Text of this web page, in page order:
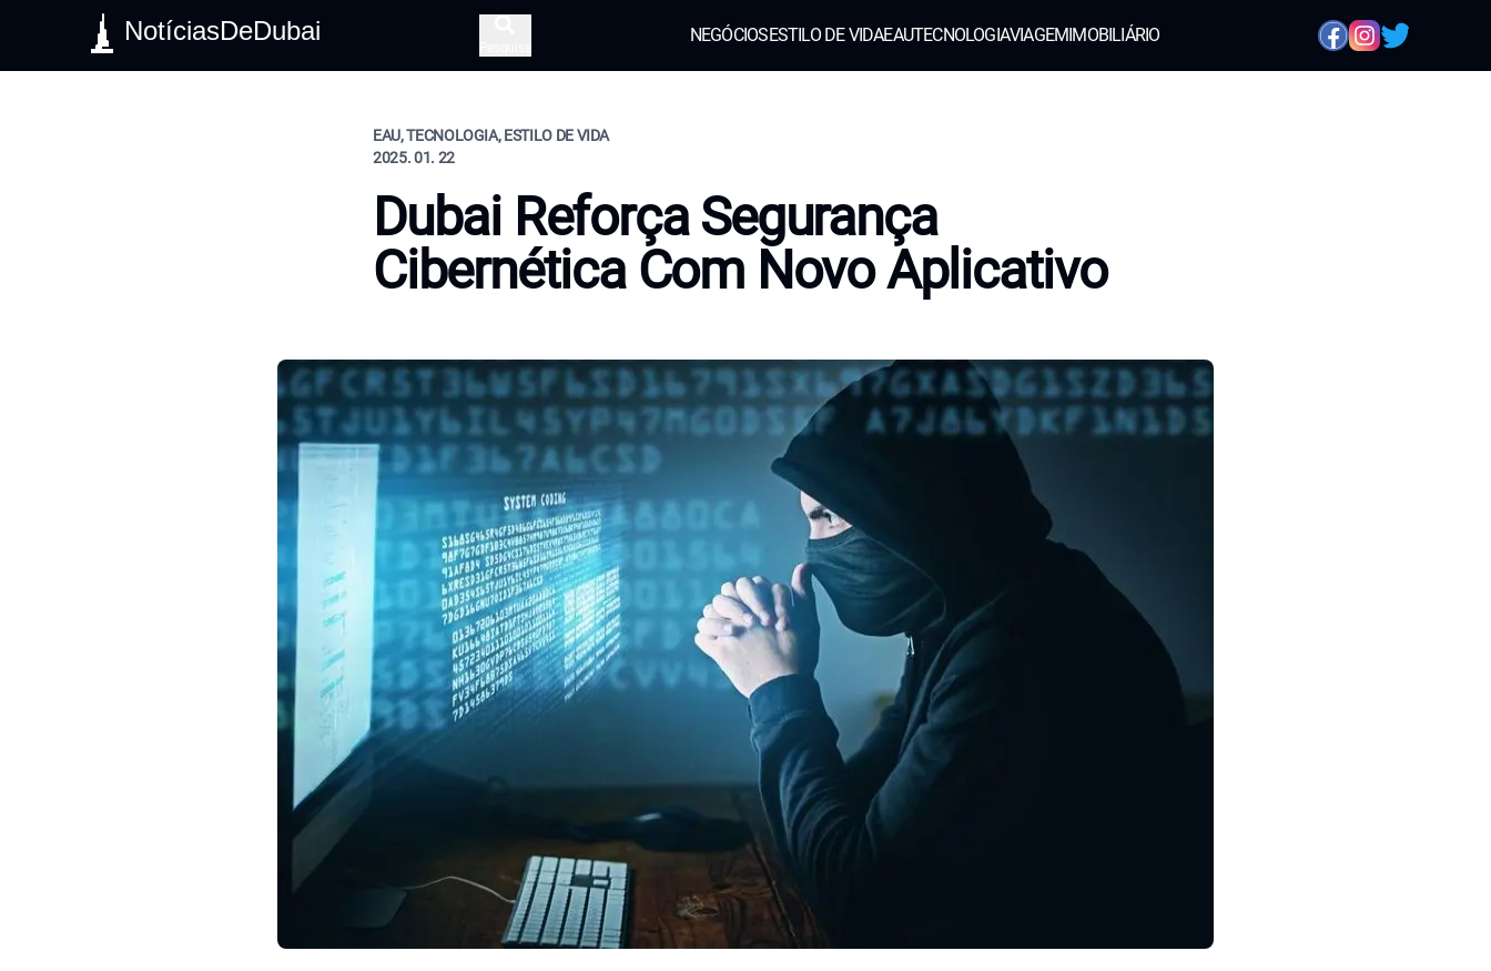
NotíciasDeDubai NEGÓCIOSESTILO DE VIDAEAUTECNOLOGIAVIAGEMIMOBILIÁRIO
EAU, TECNOLOGIA, ESTILO DE VIDA
2025. 01. 22
Dubai Reforça Segurança
Cibernética Com Novo Aplicativo